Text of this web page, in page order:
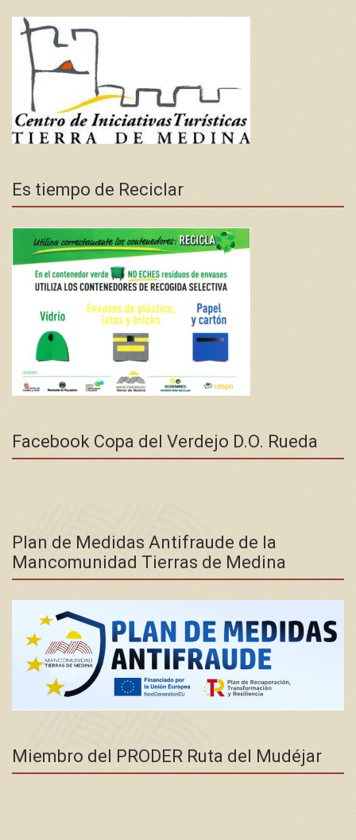
Es tiempo de Reciclar
Facebook Copa del Verdejo D.O. Rueda
Plan de Medidas Antifraude de la
Mancomunidad Tierras de Medina
Miembro del PRODER Ruta del Mudéjar